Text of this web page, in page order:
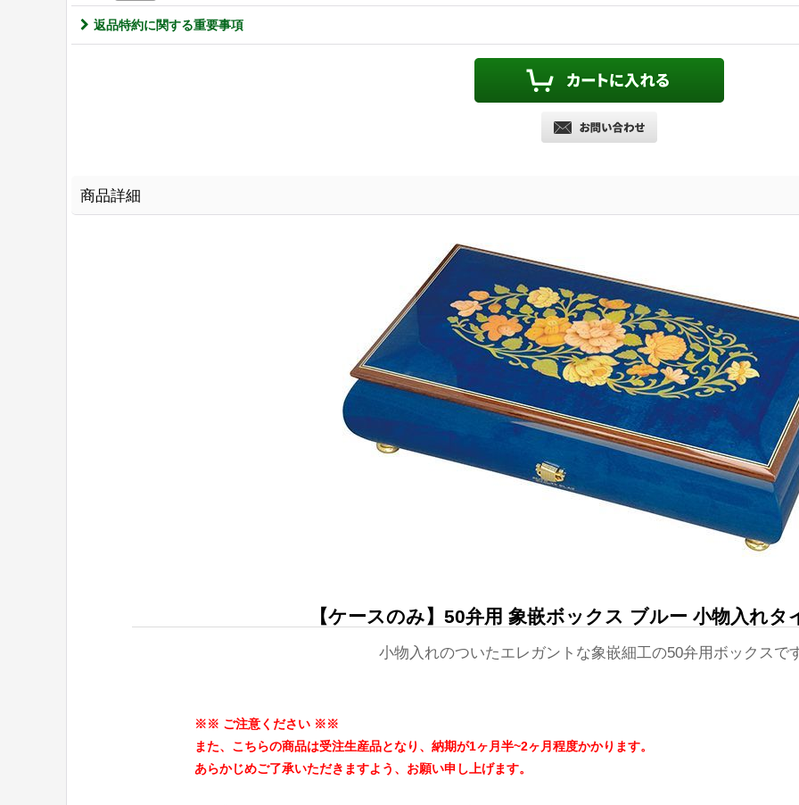
返品特約に関する重要事項
商品詳細
【ケースのみ】50弁用 象嵌ボックス ブルー 小物入れタ
小物入れのついたエレガントな象嵌細工の50弁用ボックスで
※※ ご注意ください ※※
また、こちらの商品は受注生産品となり、納期が1ヶ月半~2ヶ月程度かかります。
あらかじめご了承いただきますよう、お願い申し上げます。